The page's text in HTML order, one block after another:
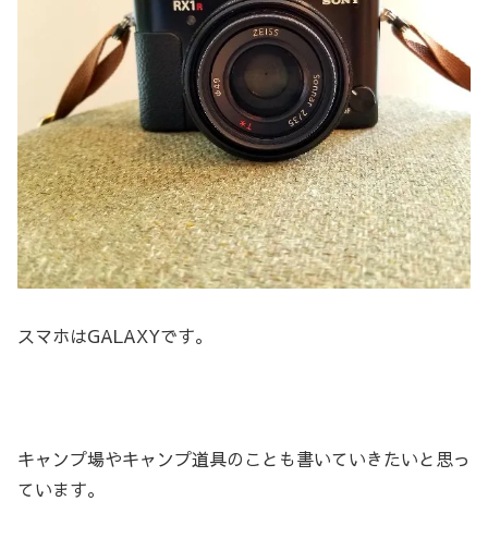
スマホはGALAXYです。
キャンプ場やキャンプ道具のことも書いていきたいと思っ
ています。